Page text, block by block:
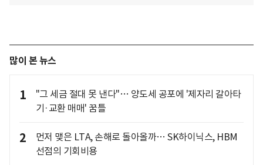
많이 본 뉴스
1
"그 세금 절대 못 낸다"… 양도세 공포에 '제자리 갈아타
기·교환 매매' 꿈틀
2
먼저 맺은 LTA, 손해로 돌아올까… SK하이닉스, HBM
선점의 기회비용